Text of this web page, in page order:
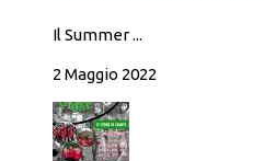
Il Summer ...
2 Maggio 2022